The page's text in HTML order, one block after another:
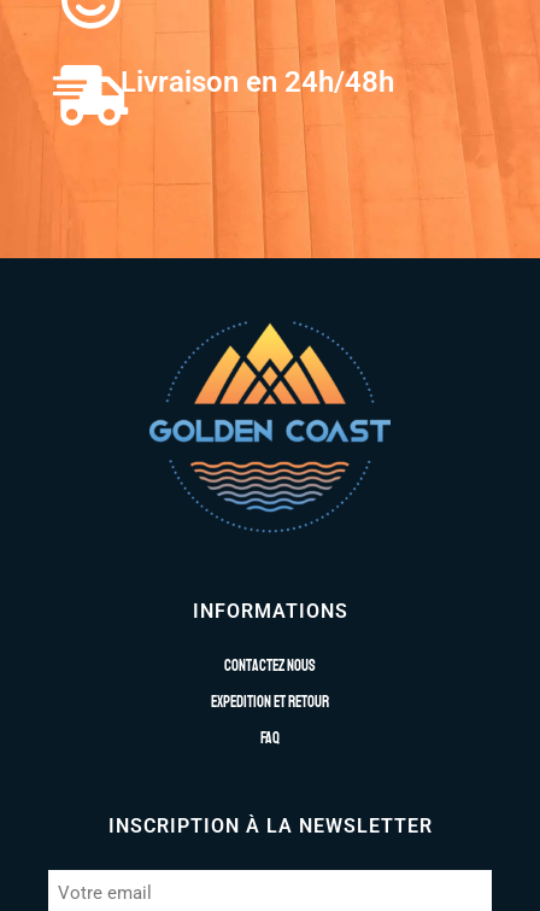
Livraison en 24h/48h
INFORMATIONS
Contactez nous
Expedition et retour
FAQ
INSCRIPTION À LA NEWSLETTER